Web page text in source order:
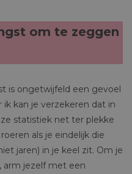
om te zeggen
is ongetwijfeld een gevoel
ik kan je verzekeren dat in
statistiek net ter plekke
als je eindelijk die
jaren) in je keel zit. Om je
arm jezelf met een